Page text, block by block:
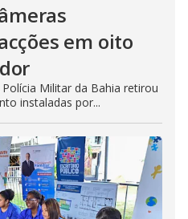
em oito
Militar da Bahia retirou
instaladas por...